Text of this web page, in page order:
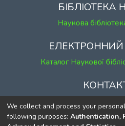
БІБЛІОТЕКА
Наукова
ЕЛЕКТРОННИЙ
Каталог Наукової
м. Київ, вул.
к. 1, к.
We collect and process your
following purposes: Authentication,